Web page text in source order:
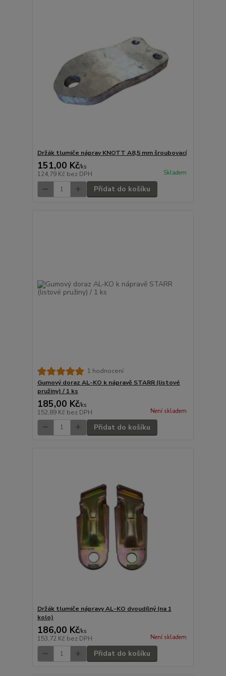
Držák tlumiče náprav KNOTT A8,5 mm šroubovací
151,00 Kč/ks
124,79 Kč bez DPH Skladem
Přidat do košíku
1 hodnocení
Gumový doraz AL-KO k nápravě STARR (listové
pružiny) / 1 ks
185,00 Kč/ks
152,89 Kč bez DPH Není skladem
Přidat do košíku
Držák tlumiče nápravy AL-KO dvoudílný (na 1
kolo)
186,00 Kč/ks
153,72 Kč bez DPH Není skladem
Přidat do košíku